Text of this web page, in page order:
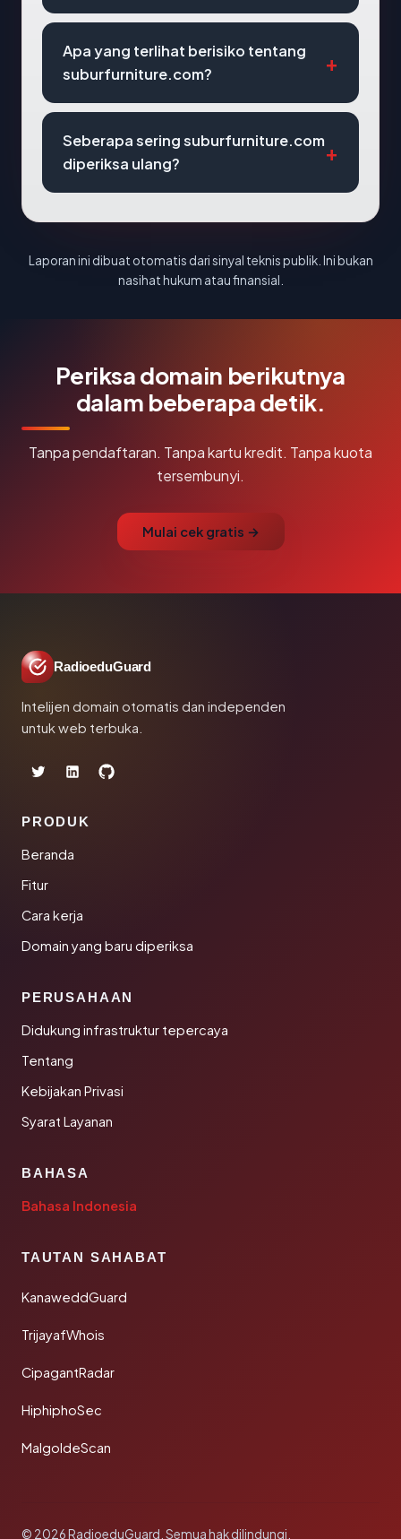
Apa yang terlihat berisiko tentang
suburfurniture.com?
Seberapa sering suburfurniture.com
diperiksa ulang?
Laporan ini dibuat otomatis dari sinyal teknis publik. Ini bukan
nasihat hukum atau finansial.
Periksa domain berikutnya
dalam beberapa detik.
Tanpa pendaftaran. Tanpa kartu kredit. Tanpa kuota
tersembunyi.
Mulai cek gratis →
RadioeduGuard
Intelijen domain otomatis dan independen
untuk web terbuka.
PRODUK
Beranda
Fitur
Cara kerja
Domain yang baru diperiksa
PERUSAHAAN
Didukung infrastruktur tepercaya
Tentang
Kebijakan Privasi
Syarat Layanan
BAHASA
Bahasa Indonesia
TAUTAN SAHABAT
KanaweddGuard
TrijayafWhois
CipagantRadar
HiphiphoSec
MalgoldeScan
© 2026 RadioeduGuard. Semua hak dilindungi.